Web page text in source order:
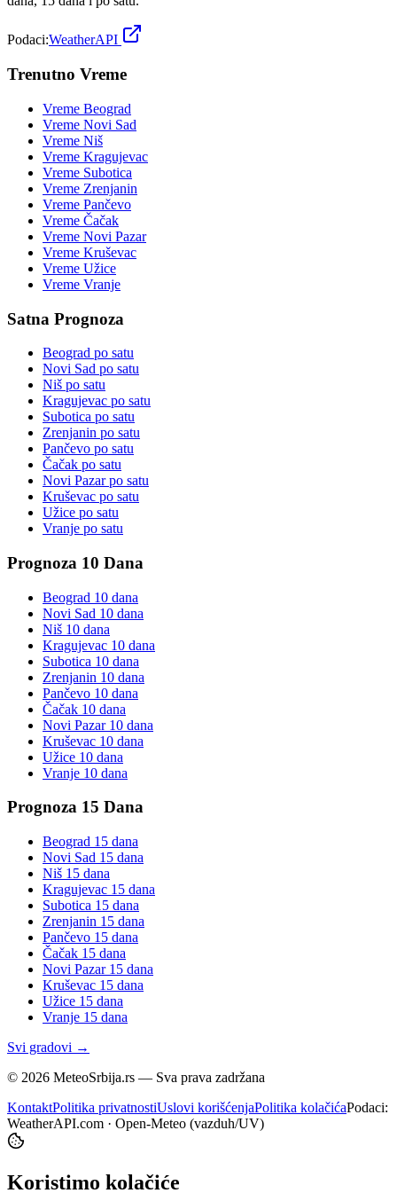
Podaci:WeatherAPI
Trenutno Vreme
Vreme Beograd
Vreme Novi Sad
Vreme Niš
Vreme Kragujevac
Vreme Subotica
Vreme Zrenjanin
Vreme Pančevo
Vreme Čačak
Vreme Novi Pazar
Vreme Kruševac
Vreme Užice
Vreme Vranje
Satna Prognoza
Beograd po satu
Novi Sad po satu
Niš po satu
Kragujevac po satu
Subotica po satu
Zrenjanin po satu
Pančevo po satu
Čačak po satu
Novi Pazarpo satu
Kruševac po satu
Užice po satu
Vranje po satu
Prognoza 10 Dana
Beograd 10 dana
Novi Sad 10 dana
Niš 10 dana
Kragujevac 10 dana
Subotica 10 dana
Zrenjanin 10 dana
Pančevo 10 dana
Čačak 10 dana
Novi Pazar10 dana
Kruševac 10 dana
Užice 10 dana
Vranje 10 dana
Prognoza 15 Dana
Beograd 15 dana
Novi Sad 15 dana
Niš 15 dana
Kragujevac 15 dana
Subotica 15 dana
Zrenjanin 15 dana
Pančevo 15 dana
Čačak 15 dana
Novi Pazar15 dana
Kruševac 15 dana
Užice 15 dana
Vranje 15 dana
Svi gradovi →
© 2026 MeteoSrbija.rs — Sva prava zadržana
KontaktPolitika privatnostiUslovi korišćenjaPolitika kolačićaPodaci:
WeatherAPI.com · Open-Meteo (vazduh/UV)
Koristimo kolačiće